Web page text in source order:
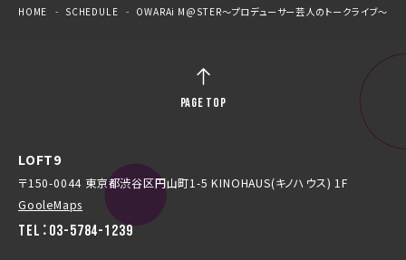
HOME SCHEDULE OWARAi M@STER〜プロデューサー芸人のトークライブ〜
LOFT9
〒150-0044 東京都渋谷区円山町1-5 KINOHAUS(キノハウス) 1F
GooleMaps
TEL：03-5784-1239
PAGE TOP